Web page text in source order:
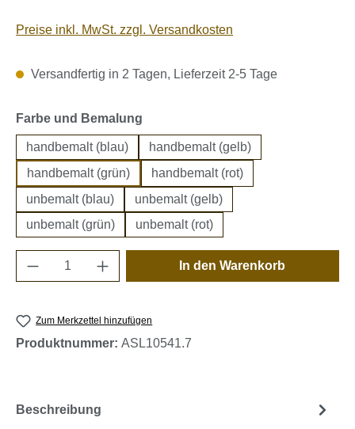
Preise inkl. MwSt. zzgl. Versandkosten
Versandfertig in 2 Tagen, Lieferzeit 2-5 Tage
Farbe und Bemalung
handbemalt (blau)
handbemalt (gelb)
handbemalt (grün)
handbemalt (rot)
unbemalt (blau)
unbemalt (gelb)
unbemalt (grün)
unbemalt (rot)
Produkt Anzahl: Gib den gewünschten
In den Warenkorb
Zum Merkzettel hinzufügen
Produktnummer: ASL10541.7
Beschreibung